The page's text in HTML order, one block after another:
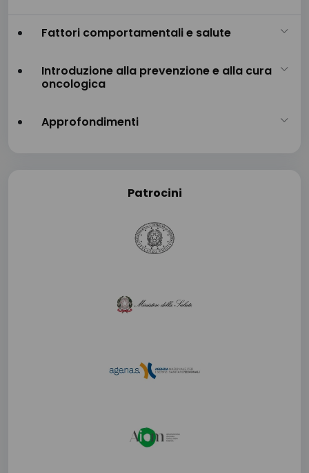
Fattori comportamentali e salute
Introduzione alla prevenzione e alla cura
oncologica
Approfondimenti
Patrocini